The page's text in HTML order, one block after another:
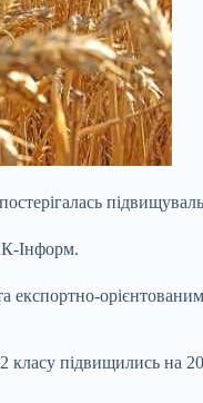
Інформ.
підвищились на